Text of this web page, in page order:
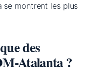
se montrent les plus
des
Atalanta ?